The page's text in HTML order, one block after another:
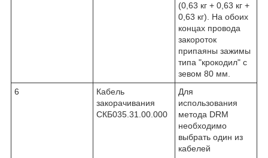
(0,63 кг + 0,63 кг +
0,63 кг). На обоих
концах провода
закороток
припаяны зажимы
типа "крокодил" с
зевом 80 мм.
6
Кабель
закорачивания
СКБ035.31.00.000
Для
использования
метода DRM
необходимо
выбрать один из
кабелей